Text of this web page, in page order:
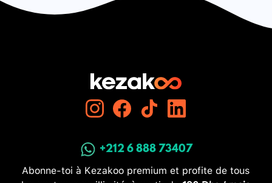
+212 6 888 73407
Abonne-toi à Kezakoo premium et profite de tous